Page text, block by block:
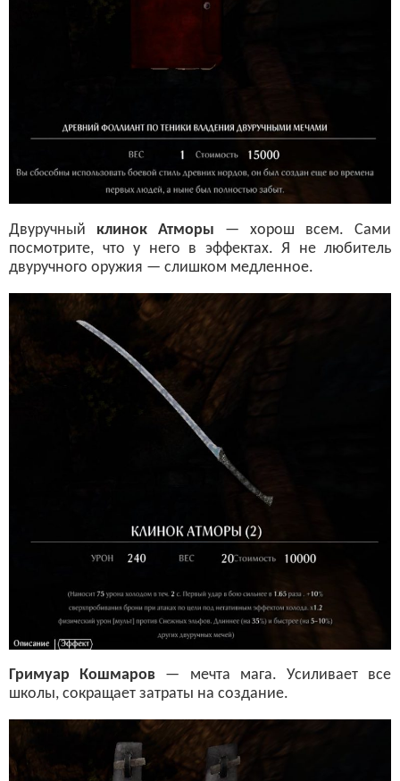
Двуручный клинок Атморы — хорош всем. Сами
посмотрите, что у него в эффектах. Я не любитель
двуручного оружия — слишком медленное.
Гримуар Кошмаров — мечта мага. Усиливает все
школы, сокращает затраты на создание.